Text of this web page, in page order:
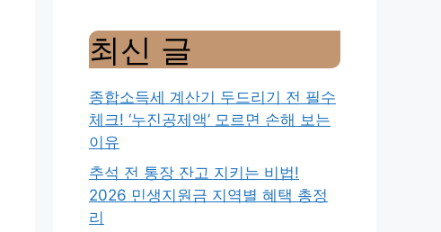
최신 글
종합소득세 계산기 두드리기 전 필수
체크! ‘누진공제액’ 모르면 손해 보는
이유
추석 전 통장 잔고 지키는 비법!
2026 민생지원금 지역별 혜택 총정
리